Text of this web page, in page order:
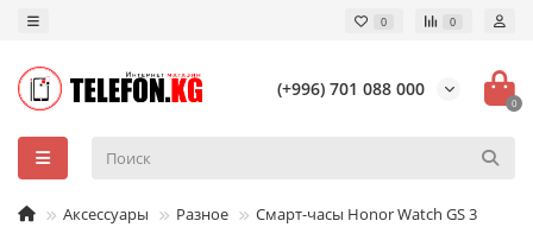
0 0
(+996) 701 088 000
0
Аксессуары Разное Смарт-часы Honor Watch GS 3